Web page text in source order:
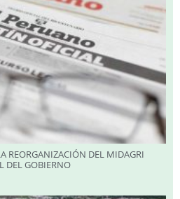
REORGANIZACIÓN DEL MIDAGRI
DEL GOBIERNO